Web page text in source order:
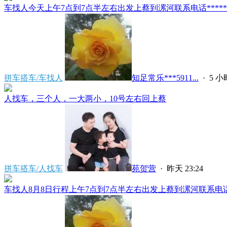
车找人今天上午7点到7点半左右出发上蔡到漯河联系电话
拼车搭车/车找人 知足常乐***5911... · 5 小
人找车，三个人，一大两小，10号左右回上蔡
拼车搭车/人找车 苑贺营 · 昨天 23:24
车找人8月8日行程上午7点到7点半左右出发上蔡到漯河联系电